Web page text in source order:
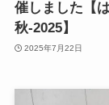
催しました【
秋-2025】
2025年7月22日